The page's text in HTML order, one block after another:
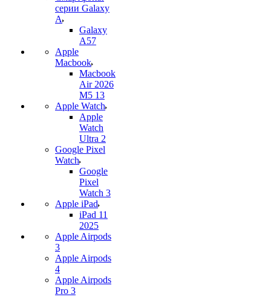
серии Galaxy
A
Galaxy
A57
Apple
Macbook
Macbook
Air 2026
M5 13
Apple Watch
Apple
Watch
Ultra 2
Google Pixel
Watch
Google
Pixel
Watch 3
Apple iPad
iPad 11
2025
Apple Airpods
3
Apple Airpods
4
Apple Airpods
Pro 3